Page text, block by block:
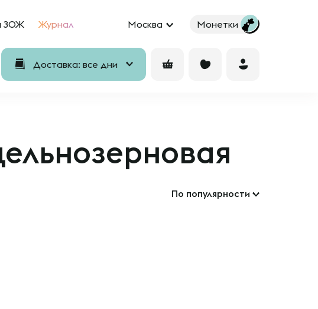
ЗОЖ Журнал Москва Монетки
Доставка: все дни
По популярности